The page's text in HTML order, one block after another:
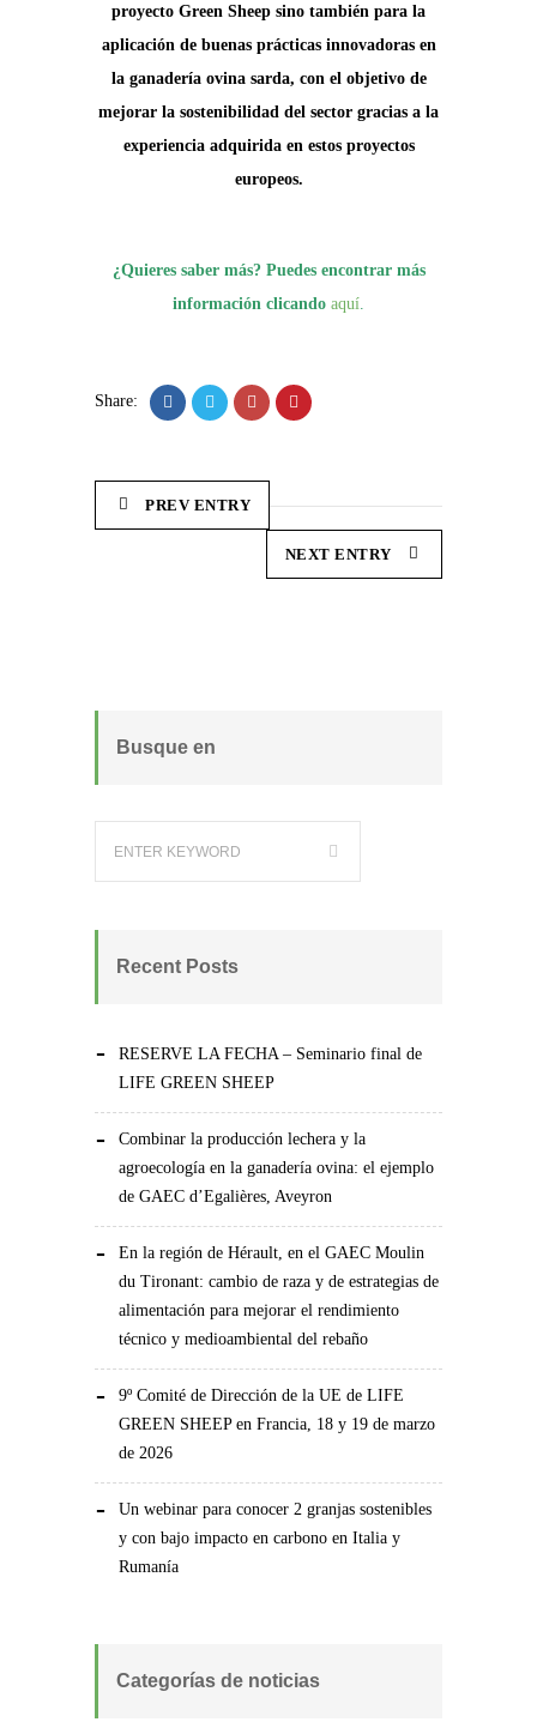
proyecto Green Sheep sino también para la
aplicación de buenas prácticas innovadoras en
la ganadería ovina sarda, con el objetivo de
mejorar la sostenibilidad del sector gracias a la
experiencia adquirida en estos proyectos
europeos.
¿Quieres saber más? Puedes encontrar más
información clicando aquí.
Share:
PREV ENTRY
NEXT ENTRY
Busque en
Recent Posts
RESERVE LA FECHA – Seminario final de
LIFE GREEN SHEEP
Combinar la producción lechera y la
agroecología en la ganadería ovina: el ejemplo
de GAEC d’Egalières, Aveyron
En la región de Hérault, en el GAEC Moulin
du Tironant: cambio de raza y de estrategias de
alimentación para mejorar el rendimiento
técnico y medioambiental del rebaño
9º Comité de Dirección de la UE de LIFE
GREEN SHEEP en Francia, 18 y 19 de marzo
de 2026
Un webinar para conocer 2 granjas sostenibles
y con bajo impacto en carbono en Italia y
Rumanía
Categorías de noticias